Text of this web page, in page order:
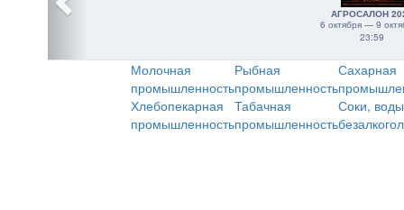
АГРОСАЛОН
6 октября — 9
23:59
Молочная
промышленность
Рыбная
промышленность
Сахарная
Хлебопекарная
промышленность
Табачная
промышленность
Соки,